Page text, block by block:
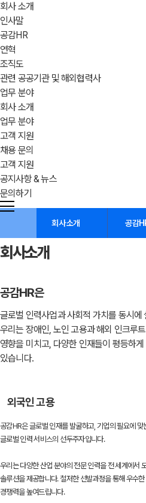
회사 소개
인사말
공감HR
연혁
조직도
관련 공공기관 및 해외협력사
업무 분야
회사 소개
업무 분야
고객 지원
채용 문의
고객 지원
공지사항 & 뉴스
문의하기
회사 소개 공감
회사소개
공감HR은
글로벌 인력사업과 사회적 가치를 동시에
우리는 장애인, 노인 고용과 해외 인크루
영향을 미치고, 다양한 인재들이 평등하
있습니다.
외국인 고용
공감HR은 글로벌 인재를 발굴하고, 기업의 필요에
글로벌 인력 서비스의 선두주자입니다.
우리는 다양한 산업 분야의 전문 인력을 전 세계에서
솔루션을 제공합니다. 철저한 선발과정을 통해 우수
경쟁력을 높여드립니다.